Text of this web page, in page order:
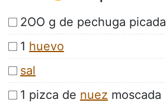
2OO g de pechuga picada
1 huevo
sal
1 pizca de nuez moscada